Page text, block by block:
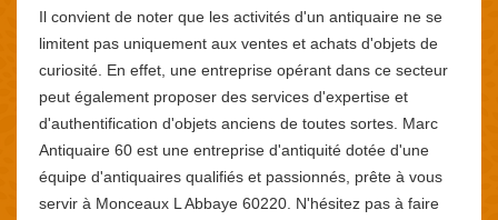
Il convient de noter que les activités d'un antiquaire ne se
limitent pas uniquement aux ventes et achats d'objets de
curiosité. En effet, une entreprise opérant dans ce secteur
peut également proposer des services d'expertise et
d'authentification d'objets anciens de toutes sortes. Marc
Antiquaire 60 est une entreprise d'antiquité dotée d'une
équipe d'antiquaires qualifiés et passionnés, prête à vous
servir à Monceaux L Abbaye 60220. N'hésitez pas à faire